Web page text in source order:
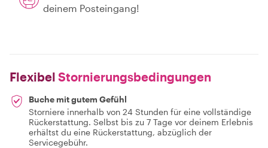
deinem Posteingang!
Flexibel Stornierungsbedingungen
Buche mit gutem Gefühl
Storniere innerhalb von 24 Stunden für eine vollständige
Rückerstattung. Selbst bis zu 7 Tage vor deinem Erlebnis
erhältst du eine Rückerstattung, abzüglich der
Servicegebühr.